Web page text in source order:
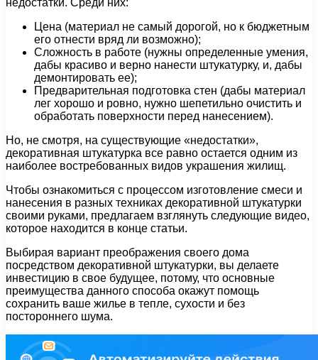
недостатки. Среди них:
Цена (материал не самый дорогой, но к бюджетным
его отнести вряд ли возможно);
Сложность в работе (нужны определенные умения,
дабы красиво и верно нанести штукатурку, и, дабы
демонтировать ее);
Предварительная подготовка стен (дабы материал
лег хорошо и ровно, нужно шепетильно очистить и
обработать поверхности перед нанесением).
Но, не смотря, на существующие «недостатки»,
декоративная штукатурка все равно остается одним из
наиболее востребованных видов украшения жилищ.
Чтобы ознакомиться с процессом изготовление смеси и
нанесения в разных техниках декоративной штукатурки
своими руками, предлагаем взглянуть следующие видео,
которое находится в конце статьи.
Выбирая вариант преображения своего дома
посредством декоративной штукатурки, вы делаете
инвестицию в свое будущее, потому, что основные
преимущества данного способа окажут помощь
сохранить ваше жилье в тепле, сухости и без
постороннего шума.